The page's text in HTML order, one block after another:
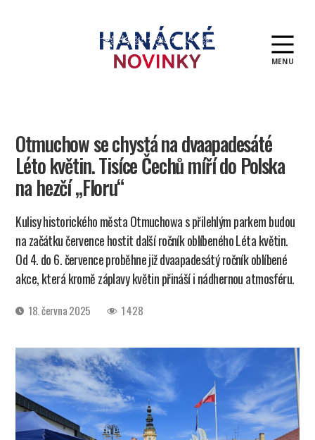
MENU
Otmuchow se chystá na dvaapadesáté
Léto květin. Tisíce Čechů míří do Polska
na hezčí „Floru“
Kulisy historického města Otmuchowa s přilehlým parkem budou
na začátku července hostit další ročník oblíbeného Léta květin.
Od 4. do 6. července proběhne již dvaapadesátý ročník oblíbené
akce, která kromě záplavy květin přináší i nádhernou atmosféru.
Datum18. června 2025 1 428